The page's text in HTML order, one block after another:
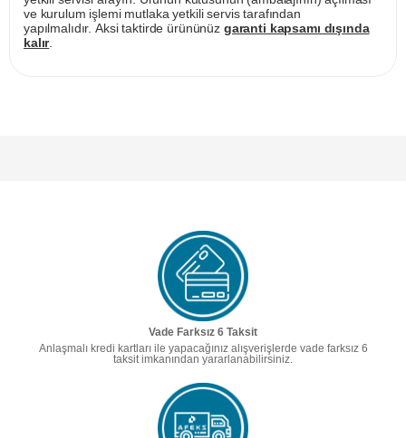
ve kurulum işlemi mutlaka yetkili servis tarafından
yapılmalıdır. Aksi taktirde ürününüz garanti kapsamı dışında
kalır.
Vade Farksız 6 Taksit
Anlaşmalı kredi kartları ile yapacağınız alışverişlerde vade farksız 6
taksit imkanından yararlanabilirsiniz.